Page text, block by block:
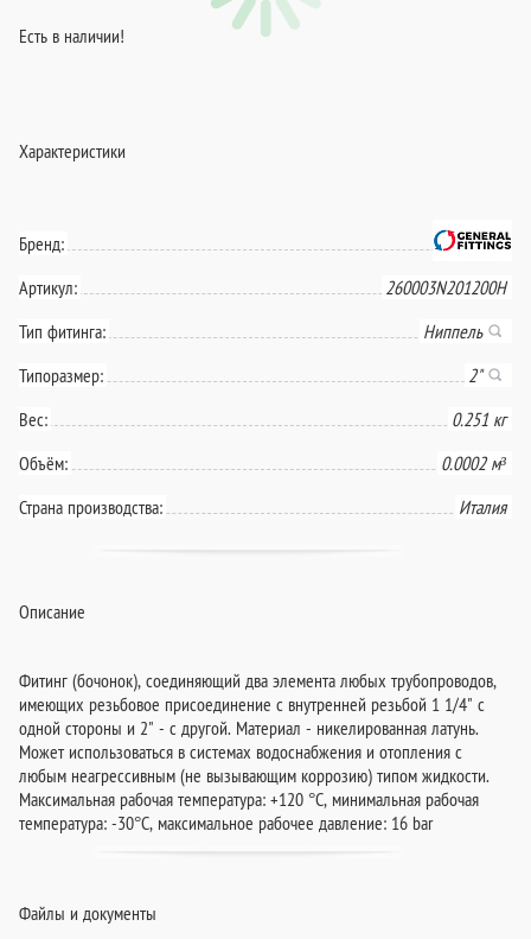
Есть в наличии!
Характеристики
Бренд:
Артикул:
260003N201200H
Тип фитинга:
Ниппель
Типоразмер:
2"
Вес:
0.251 кг
Объём:
0.0002 м³
Страна производства:
Италия
Описание
Фитинг (бочонок), соединяющий два элемента любых трубопроводов,
имеющих резьбовое присоединение с внутренней резьбой 1 1/4" с
одной стороны и 2" - с другой. Материал - никелированная латунь.
Может использоваться в системах водоснабжения и отопления с
любым неагрессивным (не вызывающим коррозию) типом жидкости.
Максимальная рабочая температура: +120 °C, минимальная рабочая
температура: -30°C, максимальное рабочее давление: 16 bar
Файлы и документы